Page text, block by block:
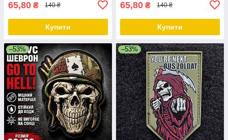
65,80 ₴ 140 ₴
Купити
65,80 ₴ 140 ₴
Купити
–53% –53%